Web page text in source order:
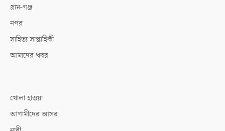
গ্রাম-গঞ্জ
নগর
সাহিত্য সাপ্তাহিকী
আমাদের খবর
খোলা হাওয়া
আগামীদের আসর